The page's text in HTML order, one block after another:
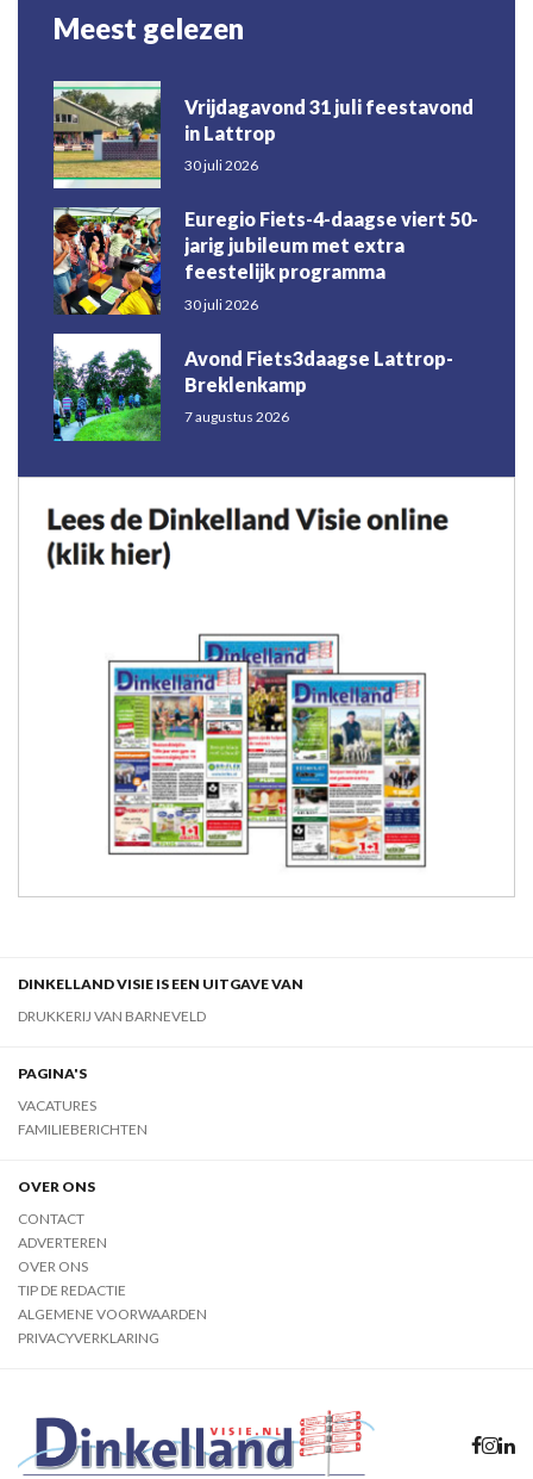
Meest gelezen
Vrijdagavond 31 juli feestavond
in Lattrop
30 juli 2026
Euregio Fiets-4-daagse viert 50-
jarig jubileum met extra
feestelijk programma
30 juli 2026
Avond Fiets3daagse Lattrop-
Breklenkamp
7 augustus 2026
DINKELLAND VISIE IS EEN UITGAVE VAN
DRUKKERIJ VAN BARNEVELD
PAGINA'S
VACATURES
FAMILIEBERICHTEN
OVER ONS
CONTACT
ADVERTEREN
OVER ONS
TIP DE REDACTIE
ALGEMENE VOORWAARDEN
PRIVACYVERKLARING